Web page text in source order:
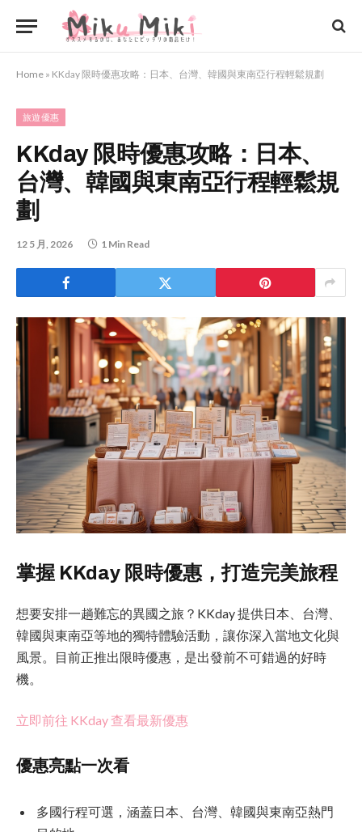
Home » KKday 限時優惠攻略：日本、台灣、韓國與東南亞行程輕鬆規劃
旅遊優惠
KKday 限時優惠攻略：日本、
台灣、韓國與東南亞行程輕鬆規
劃
12 5 月, 2026 1 Min Read
掌握 KKday 限時優惠，打造完美旅程
想要安排一趟難忘的異國之旅？KKday 提供日本、台灣、
韓國與東南亞等地的獨特體驗活動，讓你深入當地文化與
風景。目前正推出限時優惠，是出發前不可錯過的好時
機。
立即前往 KKday 查看最新優惠
優惠亮點一次看
多國行程可選，涵蓋日本、台灣、韓國與東南亞熱門